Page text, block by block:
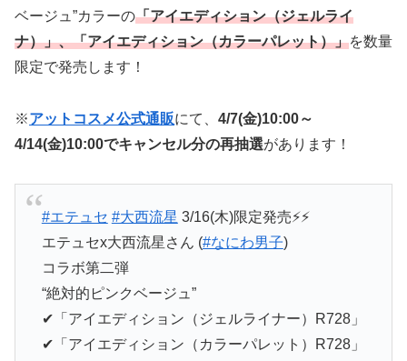
ベージュ”カラーの「アイエディション（ジェルライ
ナ）」、「アイエディション（カラーパレット）」を数量
限定で発売します！
※アットコスメ公式通販にて、 4/7(金)10:00～
4/14(金)10:00でキャンセル分の再抽選があります！
#エテュセ #大西流星 3/16(木)限定発売⚡️⚡️
エテュセx大西流星さん (#なにわ男子)
コラボ第二弾
“絶対的ピンクベージュ”
✔︎「アイエディション（ジェルライナー）R728」
✔︎「アイエディション（カラーパレット）R728」